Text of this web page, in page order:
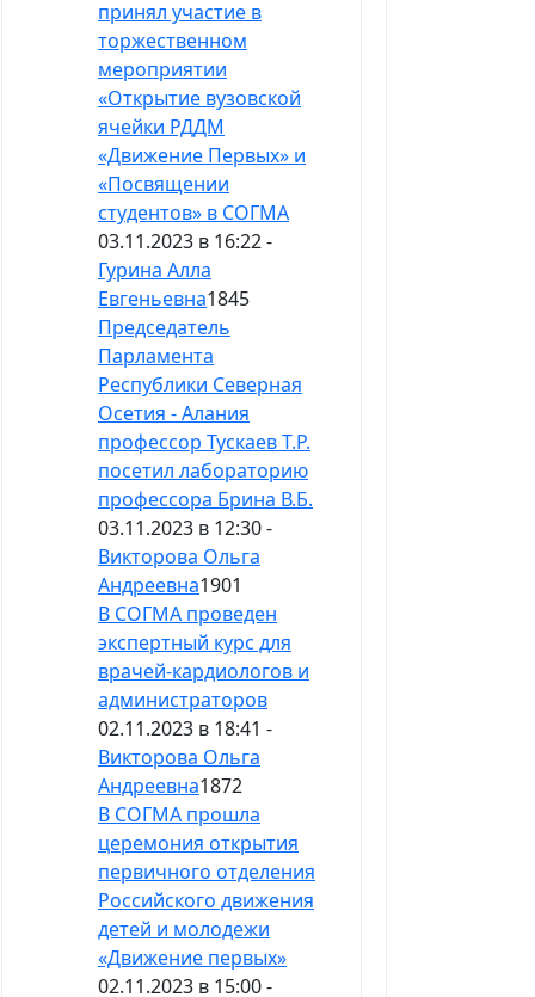
принял участие в
торжественном
мероприятии
«Открытие вузовской
ячейки РДДМ
«Движение Первых» и
«Посвящении
студентов» в СОГМА
03.11.2023 в 16:22 -
Гурина Алла
Евгеньевна1845
Председатель
Парламента
Республики Северная
Осетия - Алания
профессор Тускаев Т.Р.
посетил лабораторию
профессора Брина В.Б.
03.11.2023 в 12:30 -
Викторова Ольга
Андреевна1901
В СОГМА проведен
экспертный курс для
врачей-кардиологов и
администраторов
02.11.2023 в 18:41 -
Викторова Ольга
Андреевна1872
В СОГМА прошла
церемония открытия
первичного отделения
Российского движения
детей и молодежи
«Движение первых»
02.11.2023 в 15:00 -